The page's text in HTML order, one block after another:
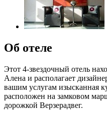
Об отеле
Этот 4-звездочный отель
Алена и располагает
вашим услугам изысканная
расположен на замковом
дорожкой Верзерадвег.